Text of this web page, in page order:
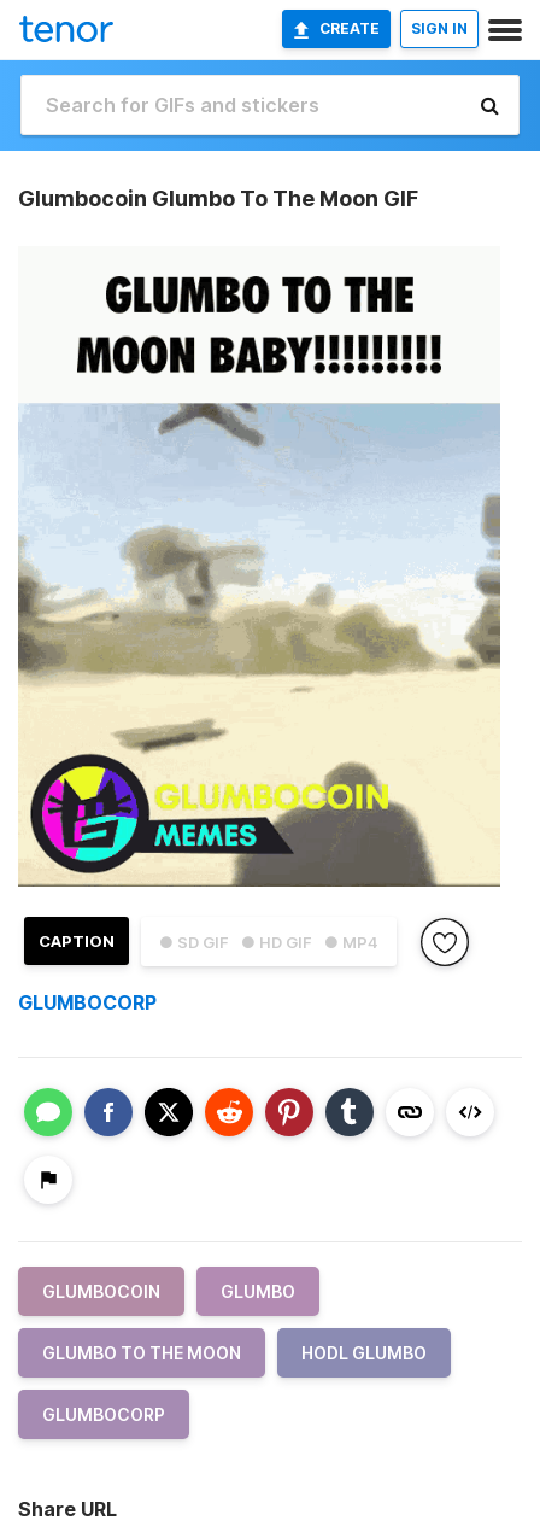
CREATE SIGN IN
Glumbocoin Glumbo To The Moon GIF
● SD GIF ● HD GIF ● MP4
CAPTION
GLUMBOCORP
GLUMBOCOIN GLUMBO
GLUMBO TO THE MOON HODL GLUMBO
GLUMBOCORP
Share URL